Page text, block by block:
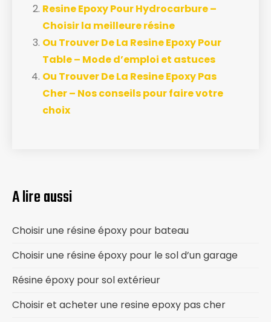
Resine Epoxy Pour Hydrocarbure –
Choisir la meilleure résine
Ou Trouver De La Resine Epoxy Pour
Table – Mode d’emploi et astuces
Ou Trouver De La Resine Epoxy Pas
Cher – Nos conseils pour faire votre
choix
A lire aussi
Choisir une résine époxy pour bateau
Choisir une résine époxy pour le sol d’un garage
Résine époxy pour sol extérieur
Choisir et acheter une resine epoxy pas cher